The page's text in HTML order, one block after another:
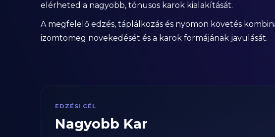
elérheted a nagyobb, tónusos karok kialakítását.
A megfelelő edzés, táplálkozás és nyomon követés
izomtömeg növekedését és a karok formájának javulását.
EDZÉSI CÉL
Nagyobb Kar